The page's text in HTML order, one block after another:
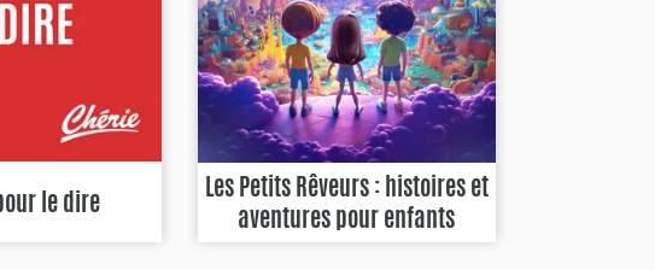
le dire
Les Petits Rêveurs : histoires et
aventures pour enfants